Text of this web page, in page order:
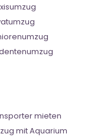
mieten
mit Aquarium